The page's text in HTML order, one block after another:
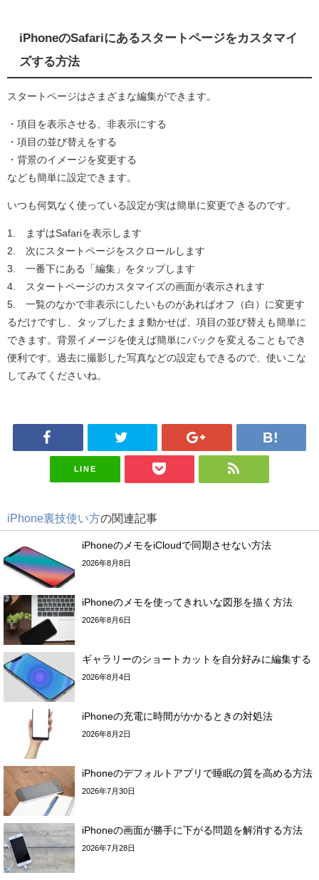
iPhoneのSafariにあるスタートページをカスタマイ
ズする方法
スタートページはさまざまな編集ができます。
・項目を表示させる、非表示にする
・項目の並び替えをする
・背景のイメージを変更する
なども簡単に設定できます。
いつも何気なく使っている設定が実は簡単に変更できるのです。
1. まずはSafariを表示します
2. 次にスタートページをスクロールします
3. 一番下にある「編集」をタップします
4. スタートページのカスタマイズの画面が表示されます
5. 一覧のなかで非表示にしたいものがあればオフ（白）に変更す
るだけですし、タップしたまま動かせば、項目の並び替えも簡単に
できます。背景イメージを使えば簡単にバックを変えることもでき
便利です。過去に撮影した写真などの設定もできるので、使いこな
してみてくださいね。
LINE
iPhone裏技使い方の関連記事
iPhoneのメモをiCloudで同期させない方法
2026年8月8日
iPhoneのメモを使ってきれいな図形を描く方法
2026年8月6日
ギャラリーのショートカットを自分好みに編集する
2026年8月4日
iPhoneの充電に時間がかかるときの対処法
2026年8月2日
iPhoneのデフォルトアプリで睡眠の質を高める方法
2026年7月30日
iPhoneの画面が勝手に下がる問題を解消する方法
2026年7月28日